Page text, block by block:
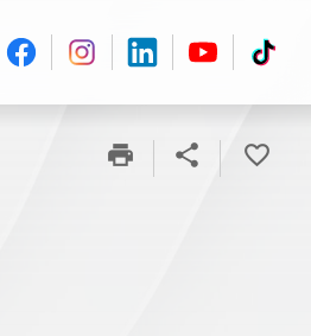
print share favorite_border